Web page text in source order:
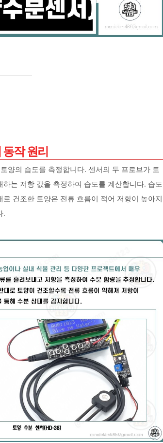
작 원리
양의 습도를 측정합니다. 센서의 두 프로브가 토
는 저항 값을 측정하여 습도를 계산합니다. 습도
건조한 토양은 전류 흐름이 적어 저항이 높아지
.